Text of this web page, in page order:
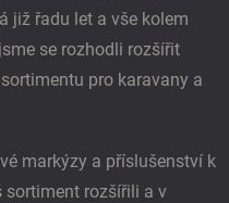
již řadu let a vše kolem
se rozhodli rozšířit
pro karavany a
markýzy a příslušenství k
sortiment rozšířili a v